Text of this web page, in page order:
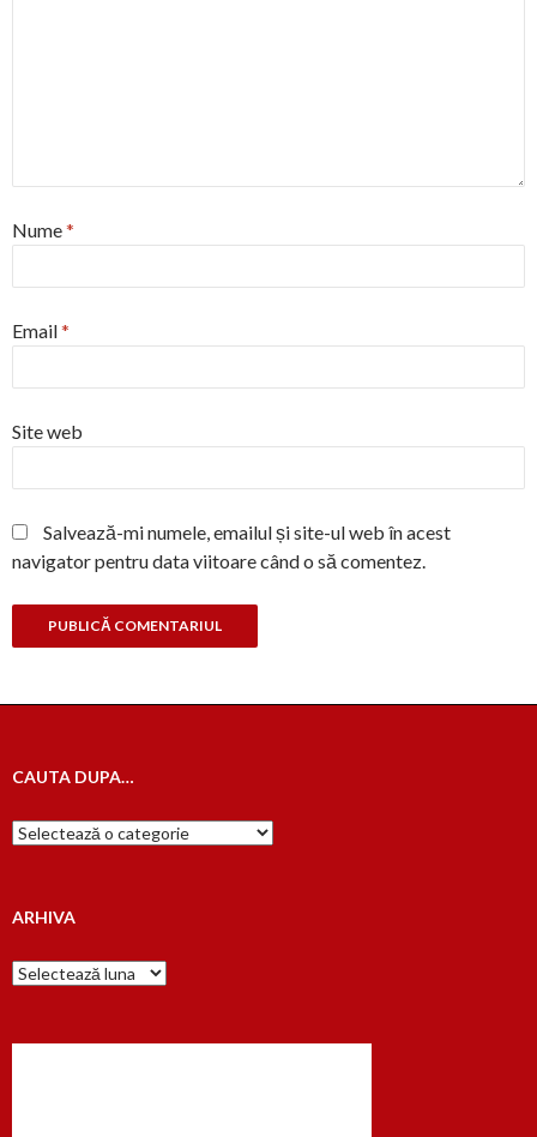
Nume*
Email*
Site web
Salvează-mi numele, emailul și site-ul web în acest
navigator pentru data viitoare când o să comentez.
CAUTA DUPA…
Cauta
dupa…
ARHIVA
Arhiva